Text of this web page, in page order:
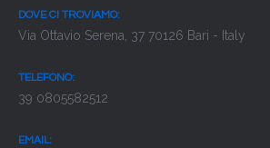
DOVE CI TROVIAMO:
Via Ottavio Serena, 37 70126 Bari - Italy
TELEFONO:
39 0805582512
EMAIL: